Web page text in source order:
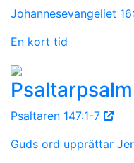
Johannesevangeliet
En kort tid
Psaltarpsalm
Psaltaren 147:1-7
Guds ord upprättar